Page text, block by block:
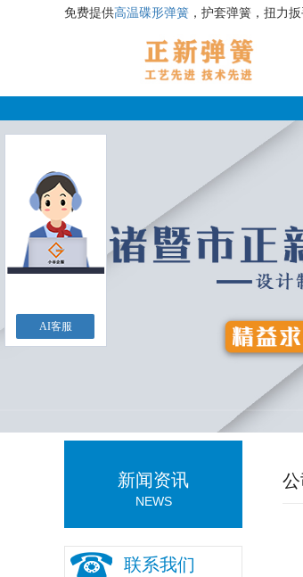
免费提供高温碟形弹簧 ，护套弹簧，扭力
新闻资讯
NEWS
联系我们
AI客服